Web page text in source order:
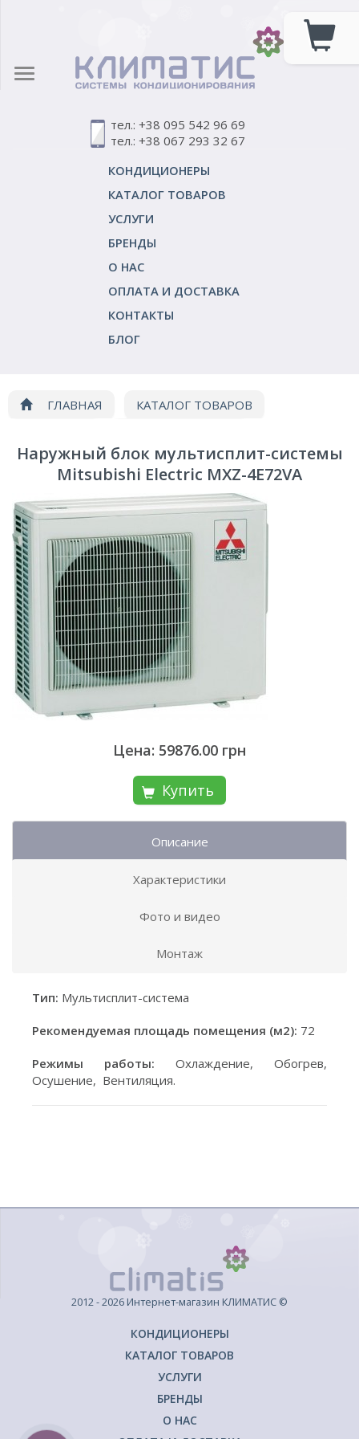
тел.: +38 095 542 96 69
тел.: +38 067 293 32 67
КОНДИЦИОНЕРЫ
КАТАЛОГ ТОВАРОВ
УСЛУГИ
БРЕНДЫ
О НАС
ОПЛАТА И ДОСТАВКА
КОНТАКТЫ
БЛОГ
ГЛАВНАЯ
КАТАЛОГ ТОВАРОВ
Наружный блок Mitsubishi Electric MXZ-4E72VA
Наружный блок мультисплит-системы
Mitsubishi Electric MXZ-4E72VA
Цена: 59876.00 грн
Купить
Описание
Характеристики
Фото и видео
Монтаж
Тип: Мультисплит-система
Рекомендуемая площадь помещения (м2): 72
Режимы работы: Охлаждение, Обогрев,
Осушение, Вентиляция.
2012 - 2026 Интернет-магазин КЛИМАТИС ©
КОНДИЦИОНЕРЫ
КАТАЛОГ ТОВАРОВ
УСЛУГИ
БРЕНДЫ
О НАС